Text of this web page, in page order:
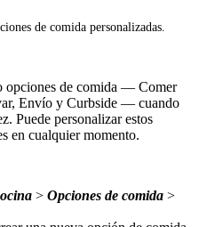
de comida personalizadas.
opciones de comida — Comer
Envío y Curbside — cuando
Puede personalizar estos
en cualquier momento.
> Opciones de comida >